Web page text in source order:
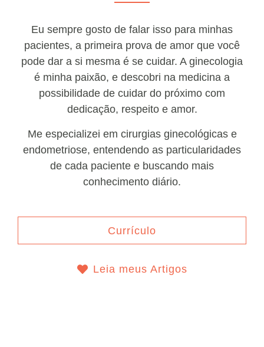
Eu sempre gosto de falar isso para minhas
pacientes, a primeira prova de amor que você
pode dar a si mesma é se cuidar. A ginecologia
é minha paixão, e descobri na medicina a
possibilidade de cuidar do próximo com
dedicação, respeito e amor.
Me especializei em cirurgias ginecológicas e
endometriose, entendendo as particularidades
de cada paciente e buscando mais
conhecimento diário.
Currículo
Leia meus Artigos